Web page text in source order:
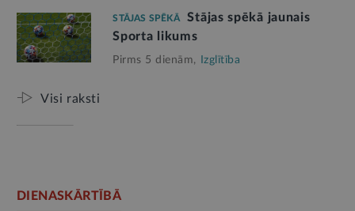
STĀJAS SPĒKĀ
Stājas spēkā jaunais
Sporta likums
Pirms 5 dienām, Izglītība
Visi raksti
DIENASKĀRTĪBĀ